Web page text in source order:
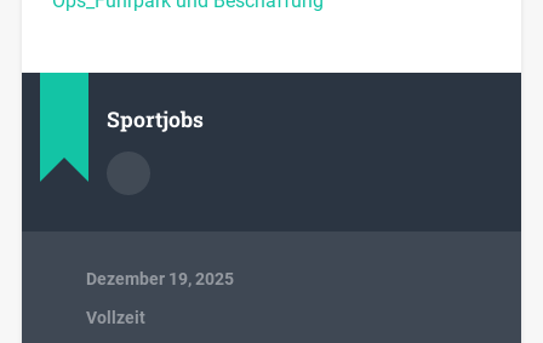
Sportjobs
Dezember 19, 2025
Vollzeit